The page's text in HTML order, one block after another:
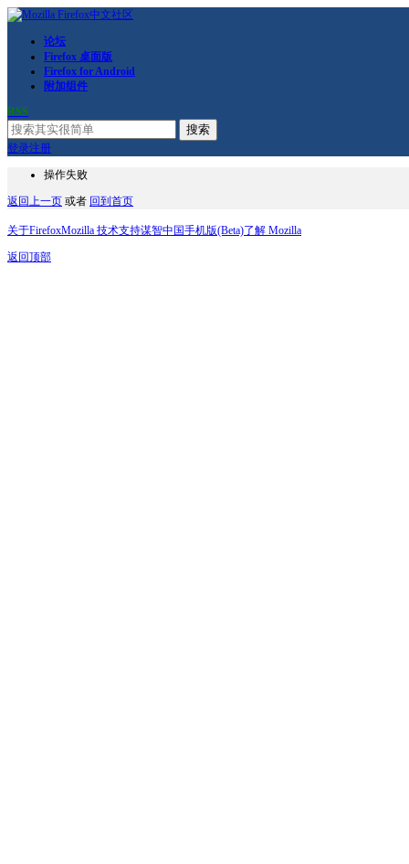
论坛
Firefox 桌面版
Firefox for Android
附加组件
RSS
搜索
登录注册
操作失败
返回上一页 或者 回到首页
关于FirefoxMozilla 技术支持谋智中国手机版(Beta)了解 Mozilla
返回顶部